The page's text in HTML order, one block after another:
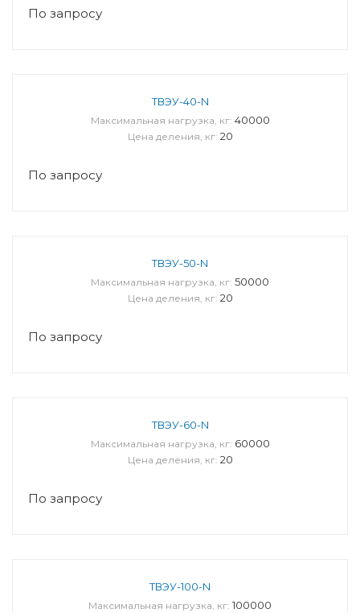
По запросу
ТВЭУ-40-N
Максимальная нагрузка, кг: 40000
Цена деления, кг: 20
По запросу
ТВЭУ-50-N
Максимальная нагрузка, кг: 50000
Цена деления, кг: 20
По запросу
ТВЭУ-60-N
Максимальная нагрузка, кг: 60000
Цена деления, кг: 20
По запросу
ТВЭУ-100-N
Максимальная нагрузка, кг: 100000